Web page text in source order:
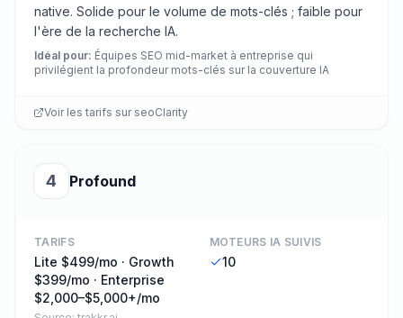
native. Solide pour le volume de mots-clés ; faible pour
l'ère de la recherche IA.
Idéal pour: Équipes SEO mid-market à entreprise qui
privilégient la profondeur mots-clés sur la couverture IA
Voir les tarifs sur seoClarity
4 Profound
TARIFS
Lite $499/mo · Growth
$399/mo · Enterprise
$2,000–$5,000+/mo
MOTEURS IA SUIVIS
10